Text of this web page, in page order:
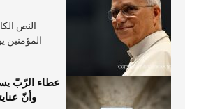
النص
المؤمنين يوم
عطاء الرّبّ
وأنّ